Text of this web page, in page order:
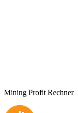
Mining Profit Rechner